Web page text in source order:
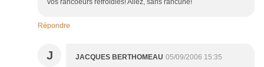
vos rancoeurs refroidies! Allez, sans rancune!
Répondre
J JACQUES BERTHOMEAU 05/09/2006 15:35